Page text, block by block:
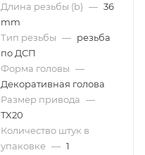
Длина резьбы (b) — 36
mm
Тип резьбы — резьба
по ДСП
Форма головы —
Декоративная голова
Размер привода —
TX20
Количество штук в
упаковке — 1